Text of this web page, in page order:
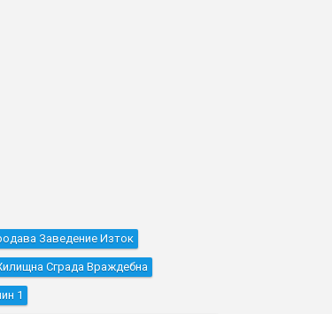
Заведение Изток
Сграда Враждебна
1